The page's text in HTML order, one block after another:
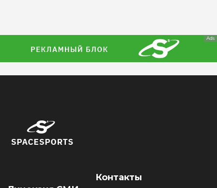
Ads
Контакты